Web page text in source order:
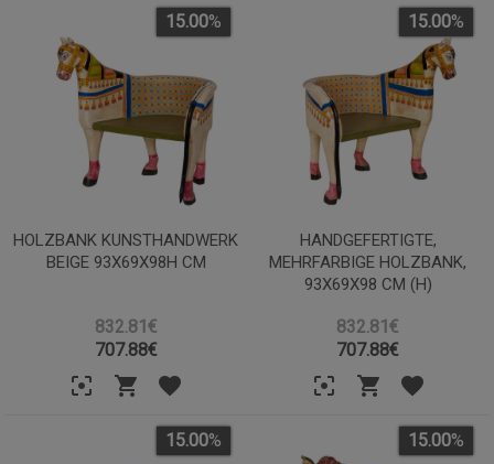
HOLZBANK KUNSTHANDWERK
BEIGE 93X69X98H CM
832.81€
15.00%
707.88€
HANDGEFERTIGTE,
MEHRFARBIGE HOLZBANK,
93X69X98 CM (H)
832.81€
15.00%
707.88€
15.00% 15.00%